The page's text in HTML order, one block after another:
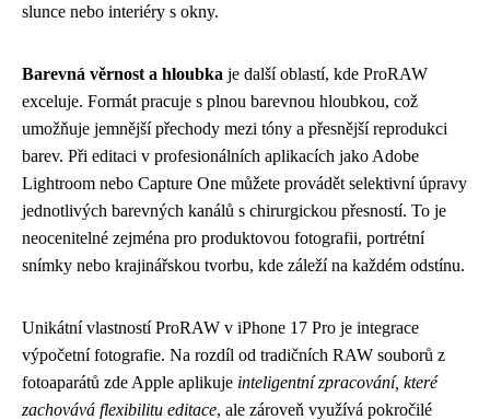
slunce nebo interiéry s okny.
Barevná věrnost a hloubka je další oblastí, kde ProRAW
exceluje. Formát pracuje s plnou barevnou hloubkou, což
umožňuje jemnější přechody mezi tóny a přesnější reprodukci
barev. Při editaci v profesionálních aplikacích jako Adobe
Lightroom nebo Capture One můžete provádět selektivní úpravy
jednotlivých barevných kanálů s chirurgickou přesností. To je
neocenitelné zejména pro produktovou fotografii, portrétní
snímky nebo krajinářskou tvorbu, kde záleží na každém odstínu.
Unikátní vlastností ProRAW v iPhone 17 Pro je integrace
výpočetní fotografie. Na rozdíl od tradičních RAW souborů z
fotoaparátů zde Apple aplikuje inteligentní zpracování, které
zachovává flexibilitu editace, ale zároveň využívá pokročilé